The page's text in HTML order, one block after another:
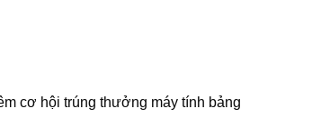
cơ hội trúng thưởng máy tính bảng